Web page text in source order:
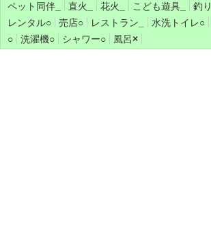
ペット同伴
直火 花火 こども遊具 釣り
レンタル○ 売店○ レストラン 水洗トイレ○
○
洗濯機○ シャワー○ 風呂×